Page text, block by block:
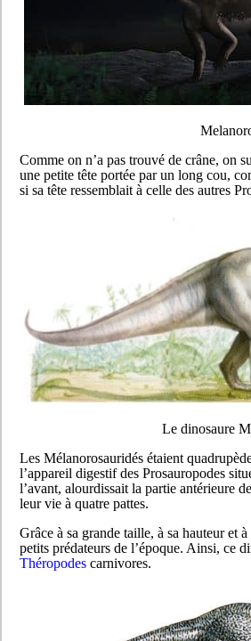
Comme on n’a pas trouvé de crâne, on
une petite tête portée par un long cou,
si sa tête ressemblait à celle des autres
Le dinosaure
Les Mélanorosauridés étaient
l’appareil digestif des Prosauropodes
l’avant, alourdissait la partie antérieure
leur vie à quatre pattes.
Grâce à sa grande taille, à sa hauteur et
petits prédateurs de l’époque. Ainsi, ce
Théropodes carnivores.